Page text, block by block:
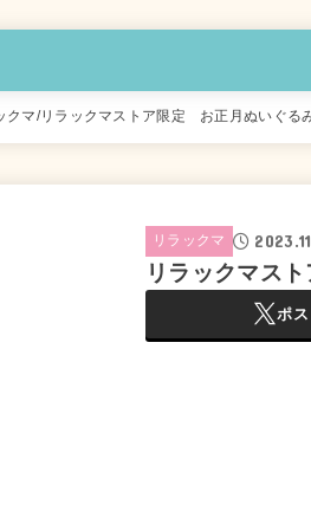
クマ リラックマストア限定 お正月ぬいぐる
リラックマ
リラックマス
ポス